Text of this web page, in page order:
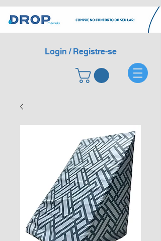
Login / Registre-se